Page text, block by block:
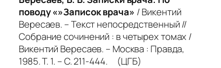
поводу «»Записок врача» / Викентий
Вересаев. – Текст непосредственный //
Собрание сочинений : в четырех томах /
Викентий Вересаев. – Москва : Правда,
1985. Т. 1. – С. 211-444. (ЦГБ)